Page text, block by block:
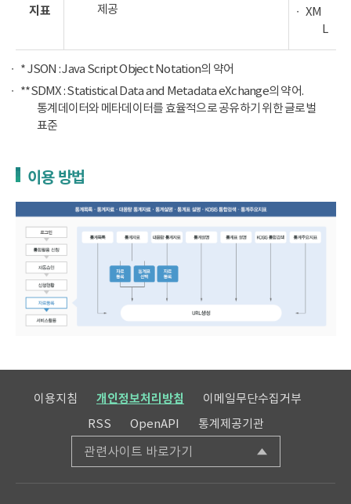
지표
제공
XM
L
* JSON : Java Script Object Notation의 약어
**SDMX : Statistical Data and Metadata eXchange의 약어.
통계데이터와 메타데이터를 효율적으로 공유하기 위한 글로벌
표준
이용 방법
이용지침 개인정보처리방침
이메일무단수집거부
RSS
OpenAPI 통계제공기관
관련사이트 바로가기